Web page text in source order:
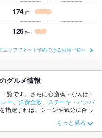
174件
126件
エリアでネット予約できるお店一覧へ
グルメ情報
覧です。さらに心斎橋・なんば・
ー 洋食全般
ステーキ・ハンバ
指定すれば、シーンや気分に合っ
や季節のおすす
るので安心！24時間使える簡単便
もっと見る